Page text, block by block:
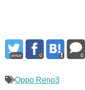
error 0 0
Oppo Reno3